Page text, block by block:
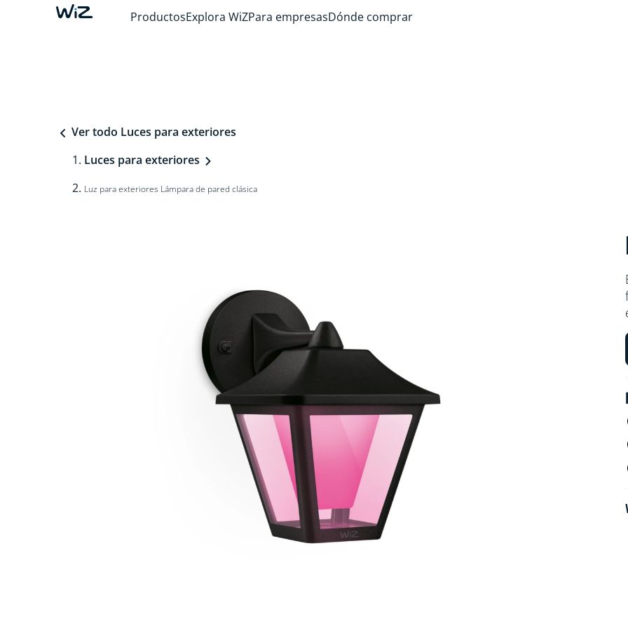
ProductosExplora WiZPara empresasDónde comprar
Ver todo Luces para exteriores
Luces para exteriores
Luz para exteriores Lámpara de pared clásica